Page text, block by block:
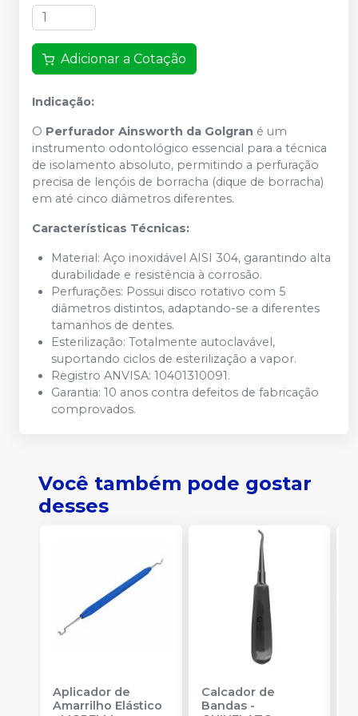
Adicionar a Cotação
Indicação:
O Perfurador Ainsworth da Golgran é um
instrumento odontológico essencial para a técnica
de isolamento absoluto, permitindo a perfuração
precisa de lençóis de borracha (dique de borracha)
em até cinco diâmetros diferentes.
Características Técnicas:
Material: Aço inoxidável AISI 304, garantindo alta
durabilidade e resistência à corrosão.
Perfurações: Possui disco rotativo com 5
diâmetros distintos, adaptando-se a diferentes
tamanhos de dentes.
Esterilização: Totalmente autoclavável,
suportando ciclos de esterilização a vapor.
Registro ANVISA: 10401310091.
Garantia: 10 anos contra defeitos de fabricação
comprovados.
Você também pode gostar
desses
Aplicador de
Amarrilho Elástico
Calcador de
Bandas-